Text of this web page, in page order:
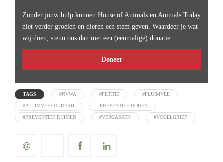
Zonder jouw hulp kunnen House of Animals en Animals Today
niet verder groeien en dieren een stem geven. Waardeer je wat
wij doen, steun ons dan met een (eenmalige) donatie.
Doneer
TAGS #NVWA #PETITIE #PLUIMVEE
#PLUIMVEEHOUDERIJ #PREVENTIEF DODEN
#PREVENTIEF RUIMEN #VERGASSEN #VOGELGRIEP